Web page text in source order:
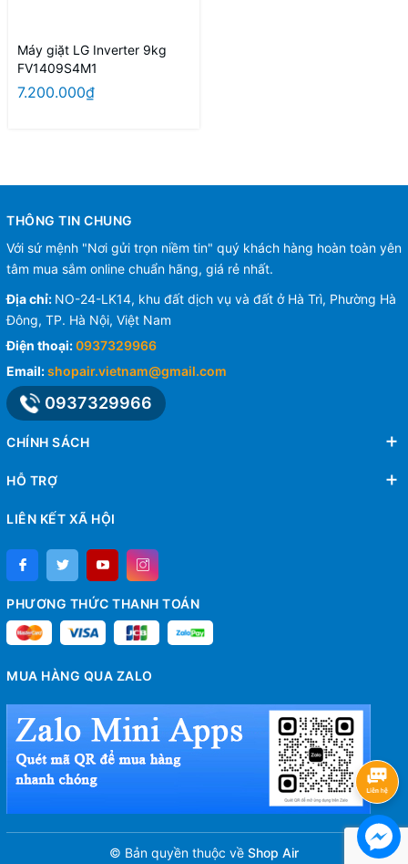
Máy giặt LG Inverter 9kg
FV1409S4M1
7.200.000₫
THÔNG TIN CHUNG
Với sứ mệnh "Nơi gửi trọn niềm tin" quý khách hàng hoàn toàn yên
tâm mua sắm online chuẩn hãng, giá rẻ nhất.
Địa chỉ: NO-24-LK14, khu đất dịch vụ và đất ở Hà Trì, Phường Hà
Đông, TP. Hà Nội, Việt Nam
Điện thoại:0937329966
Email:shopair.vietnam@gmail.com
0937329966
CHÍNH SÁCH
HỖ TRỢ
LIÊN KẾT XÃ HỘI
PHƯƠNG THỨC THANH TOÁN
MUA HÀNG QUA ZALO
© Bản quyền thuộc về Shop Air